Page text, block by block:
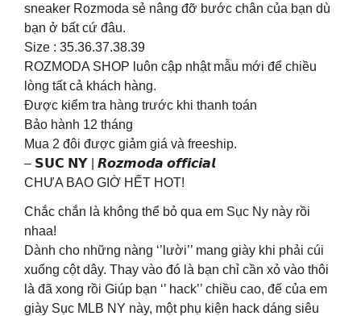
sneaker Rozmoda sẻ nâng đỡ bước chân của bạn dù
bạn ở bất cứ đâu.
Size : 35.36.37.38.39
ROZMODA SHOP luôn cập nhật mẫu mới để chiều
lòng tất cả khách hàng.
Được kiểm tra hàng trước khi thanh toán
Bảo hành 12 tháng
Mua 2 đôi được giảm giá và freeship.
– 𝗦𝗨𝗖 𝗡𝗬 | 𝙍𝙤𝙯𝙢𝙤𝙙𝙖 𝙤𝙛𝙛𝙞𝙘𝙞𝙖𝙡
CHƯA BAO GIỜ HẾT HOT!
Chắc chắn là không thể bỏ qua em Sục Ny này rồi
nhaa!
Dành cho những nàng ‘’lười’’ mang giày khi phải cúi
xuống cột dây. Thay vào đó là bạn chỉ cần xỏ vào thôi
là đã xong rồi Giúp bạn ‘’ hack’’ chiều cao, đế của em
giày Sục MLB NY này, một phụ kiện hack dáng siêu